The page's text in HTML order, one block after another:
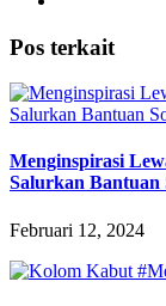
Pos terkait
Menginspirasi
Salurkan Bantuan
Februari 12, 2024